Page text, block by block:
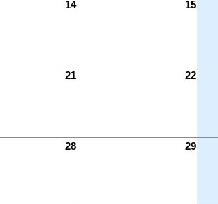
14 15
21 22
28 29